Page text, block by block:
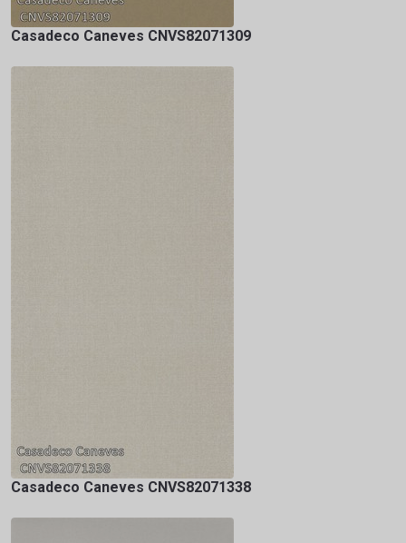
Casadeco Caneves CNVS82071309
Casadeco Caneves CNVS82071338